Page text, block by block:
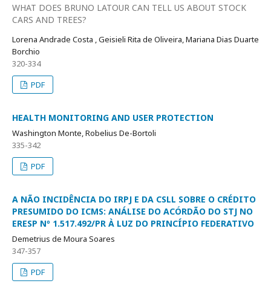
WHAT DOES BRUNO LATOUR CAN TELL US ABOUT STOCK
CARS AND TREES?
Lorena Andrade Costa , Geisieli Rita de Oliveira, Mariana Dias Duarte
Borchio
320-334
PDF
HEALTH MONITORING AND USER PROTECTION
Washington Monte, Robelius De-Bortoli
335-342
PDF
A NÃO INCIDÊNCIA DO IRPJ E DA CSLL SOBRE O CRÉDITO
PRESUMIDO DO ICMS: ANÁLISE DO ACÓRDÃO DO STJ NO
ERESP Nº 1.517.492/PR À LUZ DO PRINCÍPIO FEDERATIVO
Demetrius de Moura Soares
347-357
PDF